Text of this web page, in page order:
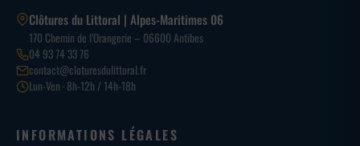
Clôtures du Littoral | Alpes-Maritimes 06
170 Chemin de l’Orangerie – 06600 Antibes
04 93 74 33 76
contact@cloturesdulittoral.fr
Lun-Ven · 8h-12h / 14h-18h
INFORMATIONS LÉGALES